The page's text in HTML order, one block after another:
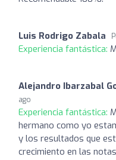
Luis Rodrigo Zabala
Experiencia fantástica:
Alejandro Ibarzabal
ago
Experiencia fantástica:
hermano como yo
y los resultados que
crecimiento en las